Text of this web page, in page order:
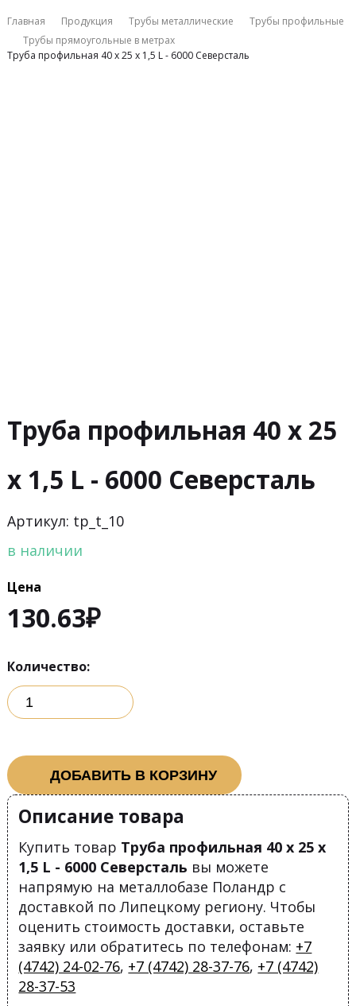
Главная Продукция Трубы металлические
Трубы профильные
Трубы прямоугольные в метрах
Труба профильная 40 х 25 х 1,5 L - 6000 Северсталь
Труба профильная 40 х 25
х 1,5 L - 6000 Северсталь
Артикул: tp_t_10
в наличии
Цена
130.63₽
Количество:
ДОБАВИТЬ В КОРЗИНУ
Описание товара
Купить товар Труба профильная 40 х 25 х
1,5 L - 6000 Северсталь вы можете
напрямую на металлобазе Поландр с
доставкой по Липецкому региону. Чтобы
оценить стоимость доставки, оставьте
заявку или обратитесь по телефонам: +7
(4742) 24-02-76, +7 (4742) 28-37-76, +7 (4742)
28-37-53